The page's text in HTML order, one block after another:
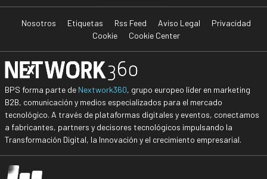
Nosotros Etiquetas Rss Feed Aviso Legal
Privacidad
Cookie
Cookie Center
BPS forma parte de Nextwork360, grupo europeo líder en marketing
B2B, comunicación y medios especializados para el mercado
tecnológico. A través de plataformas digitales y eventos, conectamos
a fabricantes, partners y decisores tecnológicos impulsando la
Transformación Digital, la Innovación y el crecimiento empresarial.